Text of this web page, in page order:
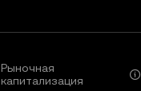
Рыночная
капитализация